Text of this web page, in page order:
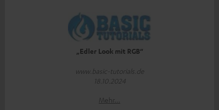
„Edler Look mit RGB“
www.basic-tutorials.de
18.10.2024
Mehr...